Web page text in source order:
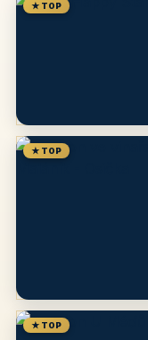
★ TOP
★ TOP
★ TOP